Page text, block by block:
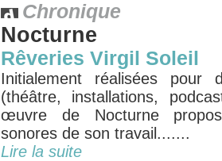
Chronique
Nocturne
Rêveries Virgil Soleil
Initialement réalisées pour
(théâtre, installations,
œuvre de Nocturne
sonores de son travail.......
Lire la suite